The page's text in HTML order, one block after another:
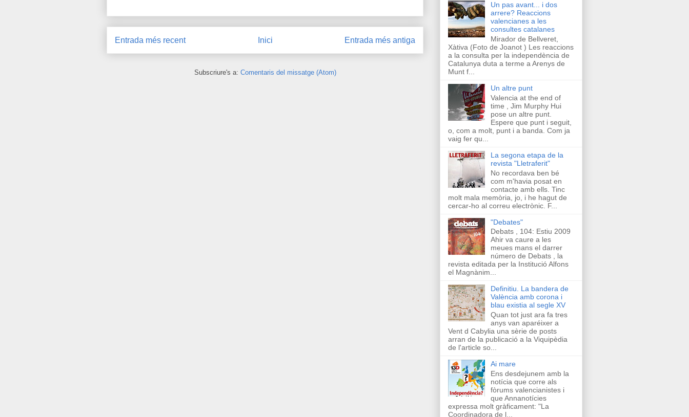
Entrada més recent Entrada més antiga
Inici
Subscriure's a: Comentaris del missatge (Atom)
Un pas avant... i dos
arrere? Reaccions
valencianes a les
consultes catalanes
Mirador de Bellveret,
Xàtiva (Foto de Joanot ) Les reaccions
a la consulta per la independència de
Catalunya duta a terme a Arenys de
Munt f...
Un altre punt
Valencia at the end of
time , Jim Murphy Hui
pose un altre punt.
Espere que punt i seguit,
o, com a molt, punt i a banda. Com ja
vaig fer qu...
La segona etapa de la
revista "Lletraferit"
No recordava ben bé
com m'havia posat en
contacte amb ells. Tinc
molt mala memòria, jo, i he hagut de
cercar-ho al correu electrònic. F...
"Debates"
Debats , 104: Estiu 2009
Ahir va caure a les
meues mans el darrer
número de Debats , la
revista editada per la Institució Alfons
el Magnànim...
Definitiu. La bandera de
València amb corona i
blau existia al segle XV
Quan tot just ara fa tres
anys van aparéixer a
Vent d Cabylia una sèrie de posts
arran de la publicació a la Viquipèdia
de l'article so...
Ai mare
Ens desdejunem amb la
notícia que corre als
fòrums valencianistes i
que Annanotícies
expressa molt gràficament: "La
Coordinadora de l...